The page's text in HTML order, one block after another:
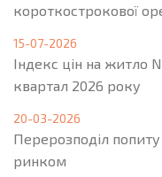
короткострокової
15-07-2026
Індекс цін на житло
квартал 2026 року
20-03-2026
Перерозподіл
ринком